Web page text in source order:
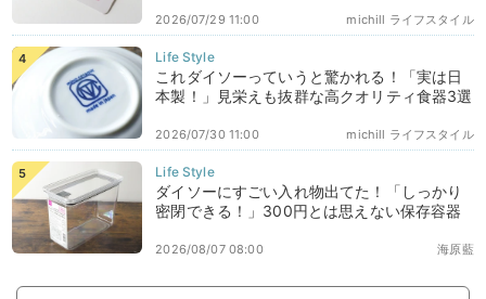
michill ライフスタイル
2026/07/29 11:00
これダイソーっていうと驚かれる！「実は日
本製！」見栄えも抜群な高クオリティ食器3選
michill ライフスタイル
2026/07/30 11:00
ダイソーにすごい入れ物出てた！「しっかり
密閉できる！」300円とは思えない保存容器
海原藍
2026/08/07 08:00